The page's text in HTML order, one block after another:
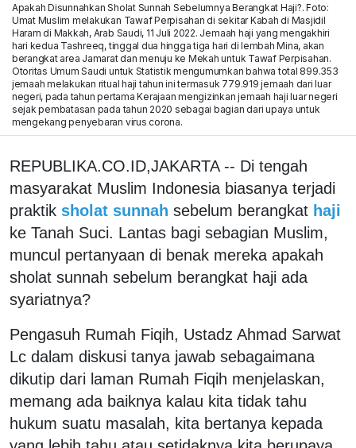
Apakah Disunnahkan Sholat Sunnah Sebelumnya Berangkat Haji?. Foto:
Umat Muslim melakukan Tawaf Perpisahan di sekitar Kabah di Masjidil
Haram di Makkah, Arab Saudi, 11 Juli 2022. Jemaah haji yang mengakhiri
hari kedua Tashreeq, tinggal dua hingga tiga hari di lembah Mina, akan
berangkat area Jamarat dan menuju ke Mekah untuk Tawaf Perpisahan.
Otoritas Umum Saudi untuk Statistik mengumumkan bahwa total 899.353
jemaah melakukan ritual haji tahun ini termasuk 779.919 jemaah dari luar
negeri, pada tahun pertama Kerajaan mengizinkan jemaah haji luar negeri
sejak pembatasan pada tahun 2020 sebagai bagian dari upaya untuk
mengekang penyebaran virus corona.
REPUBLIKA.CO.ID,JAKARTA -- Di tengah
masyarakat Muslim Indonesia biasanya terjadi
praktik sholat sunnah sebelum berangkat haji
ke Tanah Suci. Lantas bagi sebagian Muslim,
muncul pertanyaan di benak mereka apakah
sholat sunnah sebelum berangkat haji ada
syariatnya?
Pengasuh Rumah Fiqih, Ustadz Ahmad Sarwat
Lc dalam diskusi tanya jawab sebagaimana
dikutip dari laman Rumah Fiqih menjelaskan,
memang ada baiknya kalau kita tidak tahu
hukum suatu masalah, kita bertanya kepada